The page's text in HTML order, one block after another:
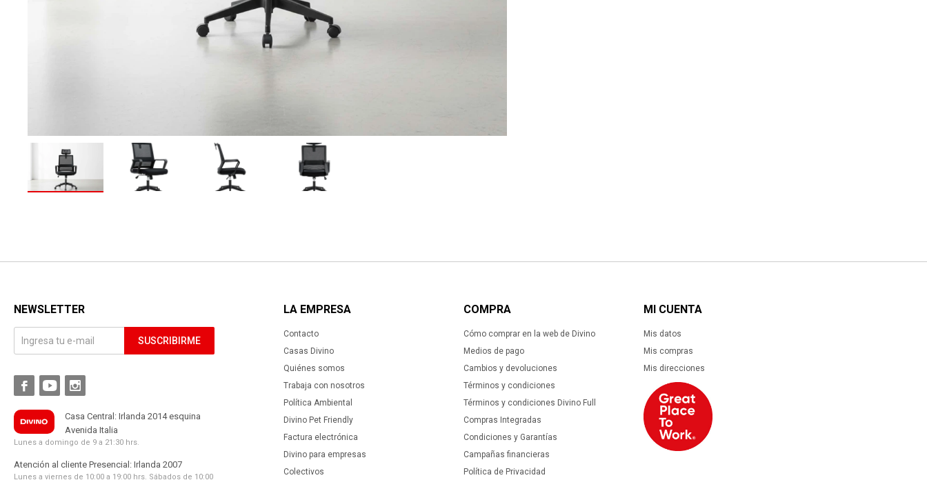
LA EMPRESA
Contacto
Casas Divino
Quiénes somos
Trabaja con nosotros
Política Ambiental
Divino Pet Friendly
Factura electrónica
Divino para empresas
Colectivos
COMPRA
Cómo comprar en la web de Divino
Medios de pago
Cambios y devoluciones
Términos y condiciones
Términos y condiciones Divino Full
Compras Integradas
Condiciones y Garantías
Campañas financieras
Política de Privacidad
MI CUENTA
Mis datos
Mis compras
Mis direcciones
NEWSLETTER
SUSCRIBIRME
  
Casa Central: Irlanda 2014 esquina
Avenida Italia
Lunes a domingo de 9 a 21:30 hrs.
Atención al cliente Presencial: Irlanda 2007
Lunes a viernes de 10:00 a 19:00 hrs. Sábados de 10:00